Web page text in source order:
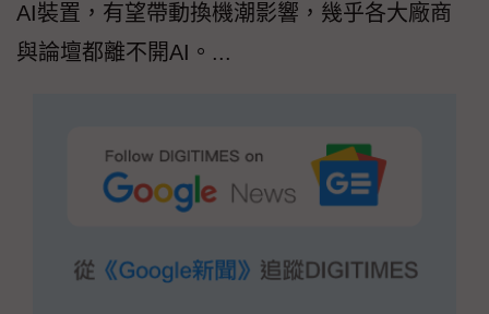
AI裝置，有望帶動換機潮影響，幾乎各大廠商
與論壇都離不開AI。...